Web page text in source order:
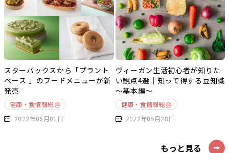
スターバックスから「プラント
ベース 」のフードメニューが新
発売
健康・食情報総合
2022年06月01日
ヴィーガン生活初心者が知りた
い観点4選｜知って得する豆知識
～基本編～
健康・食情報総合
2022年05月28日
もっと見る